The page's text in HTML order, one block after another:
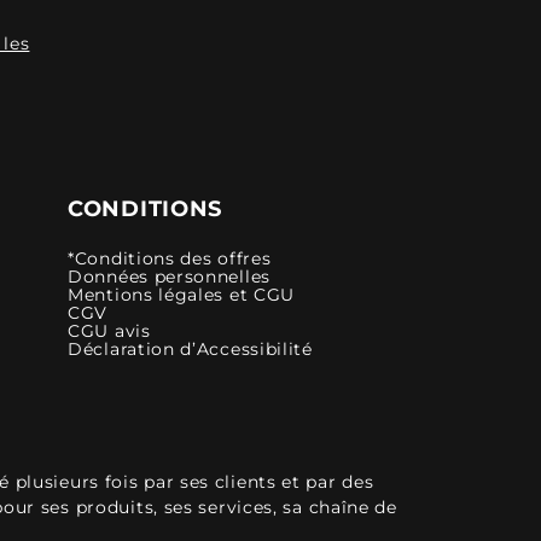
CONDITIONS
*Conditions des offres
Données personnelles
Mentions légales et CGU
CGV
CGU avis
Déclaration d’Accessibilité
plusieurs fois par ses clients et par des
ses produits, ses services, sa chaîne de